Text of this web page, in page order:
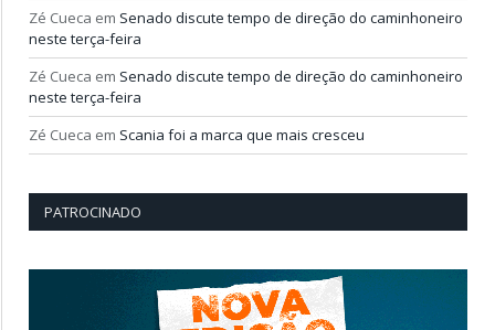
Zé Cueca em Senado discute tempo de direção do caminhoneiro
neste terça-feira
Zé Cueca em Senado discute tempo de direção do caminhoneiro
neste terça-feira
Zé Cueca em Scania foi a marca que mais cresceu
PATROCINADO